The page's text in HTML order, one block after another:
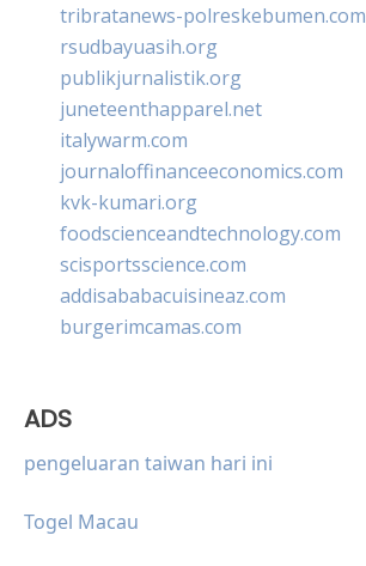
tribratanews-polreskebumen.com
rsudbayuasih.org
publikjurnalistik.org
juneteenthapparel.net
italywarm.com
journaloffinanceeconomics.com
kvk-kumari.org
foodscienceandtechnology.com
scisportsscience.com
addisababacuisineaz.com
burgerimcamas.com
ADS
pengeluaran taiwan hari ini
Togel Macau